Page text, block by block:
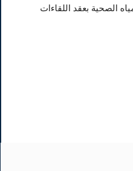
الصحية بعقد اللقاءات